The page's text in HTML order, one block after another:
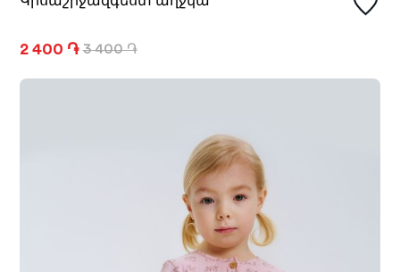
2 400 ֏ 3 400 ֏